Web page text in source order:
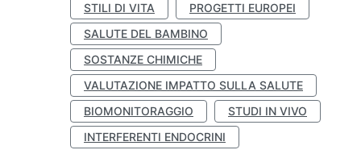
STILI DI VITA
PROGETTI EUROPEI
SALUTE DEL BAMBINO
SOSTANZE CHIMICHE
VALUTAZIONE IMPATTO SULLA SALUTE
BIOMONITORAGGIO
STUDI IN VIVO
INTERFERENTI ENDOCRINI